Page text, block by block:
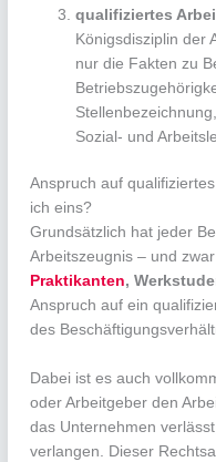
qualifiziertes
Königsdisziplin der
nur die Fakten zu
Sozial- und
Anspruch auf
ich eins?
Grundsätzlich hat jeder
Arbeitszeugnis – und
Praktikanten,
Anspruch auf ein
des
Dabei ist es auch
oder Arbeitgeber den
das Unternehmen
verlangen. Dieser